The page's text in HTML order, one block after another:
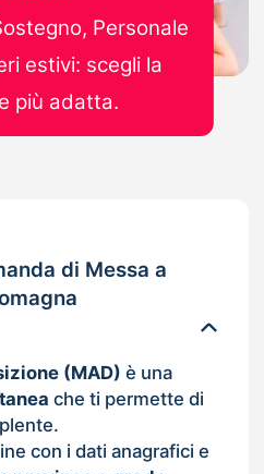
di Messa a
(MAD) è una
che ti permette di
con i dati anagrafici e
Personale
estivi: scegli la
più adatta.